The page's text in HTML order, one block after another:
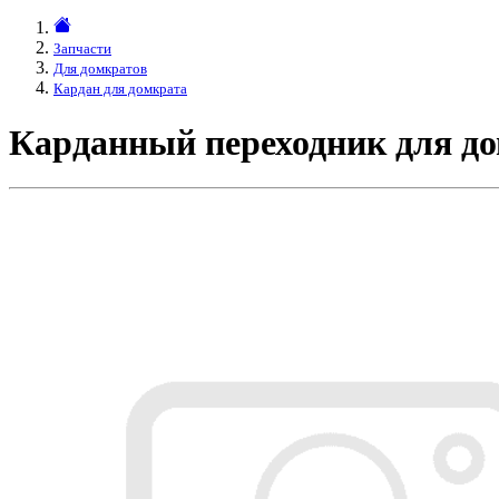
Запчасти
Для домкратов
Кардан для домкрата
Карданный переходник для